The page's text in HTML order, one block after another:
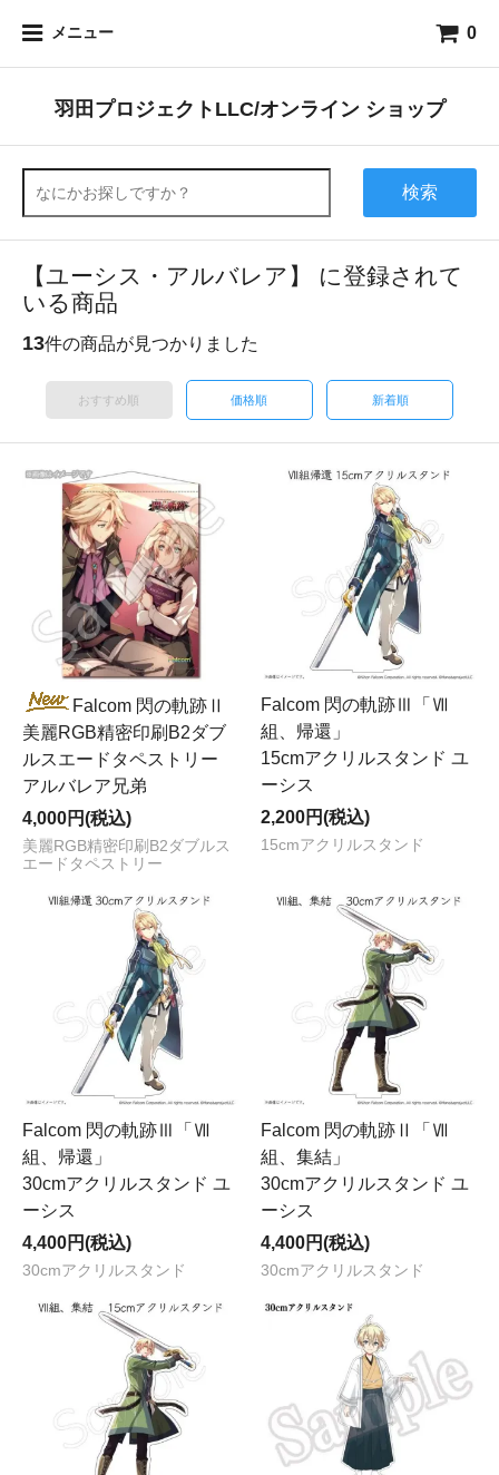
メニュー 0
羽田プロジェクトLLC/オンライン ショップ
検索
【ユーシス・アルバレア】 に登録されて
いる商品
13件の商品が見つかりました
おすすめ順 価格順 新着順
Falcom 閃の軌跡Ⅱ
美麗RGB精密印刷B2ダブ
ルスエードタペストリー
アルバレア兄弟
4,000円(税込)
美麗RGB精密印刷B2ダブルス
エードタペストリー
Falcom 閃の軌跡Ⅲ「Ⅶ
組、帰還」
15cmアクリルスタンド ユ
ーシス
2,200円(税込)
15cmアクリルスタンド
Falcom 閃の軌跡Ⅲ「Ⅶ
組、帰還」
30cmアクリルスタンド ユ
ーシス
4,400円(税込)
30cmアクリルスタンド
Falcom 閃の軌跡Ⅱ「Ⅶ
組、集結」
30cmアクリルスタンド ユ
ーシス
4,400円(税込)
30cmアクリルスタンド